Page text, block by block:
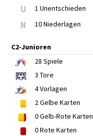
U 1 Unentschieden
N 10 Niederlagen
C2-Junioren
28 Spiele
3 Tore
4Vorlagen
2Gelbe Karten
0Gelb-Rote Karten
0Rote Karten